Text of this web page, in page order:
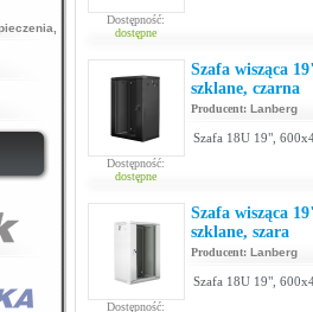
Dostępność:
dostępne
Dostępność:
dostępne
Szafa wisząca
szklane, czarna
Producent: Lanberg
Szafa 18U 19",
Dostępność:
Szafa wisząca
szklane, szara
Producent: Lanberg
Szafa 18U 19",